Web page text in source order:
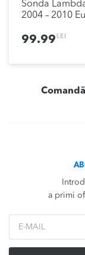
Sonda
2004 – 2010
99.99 LEI
a primi